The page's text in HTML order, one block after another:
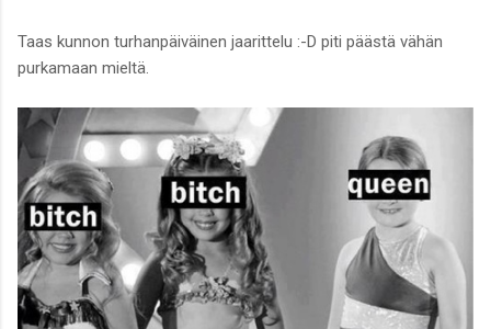
Taas kunnon turhanpäiväinen jaarittelu :-D piti päästä vähän
purkamaan mieltä.